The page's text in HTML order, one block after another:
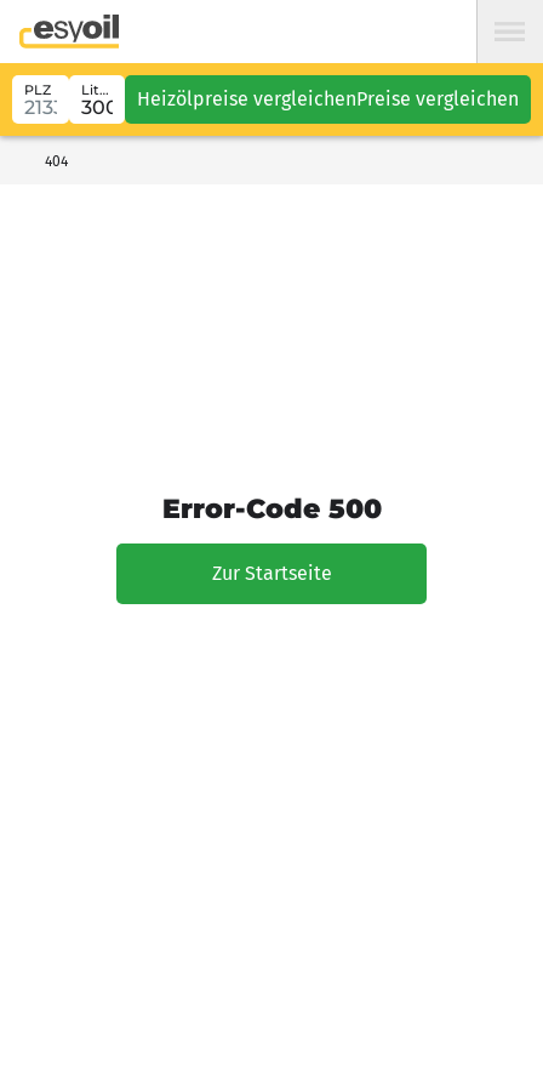
PLZ Liter Heizölpreise vergleichenPreise vergleichen
404
Error-Code 500
Zur Startseite